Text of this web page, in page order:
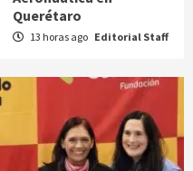
Querétaro
13 horas ago Editorial Staff